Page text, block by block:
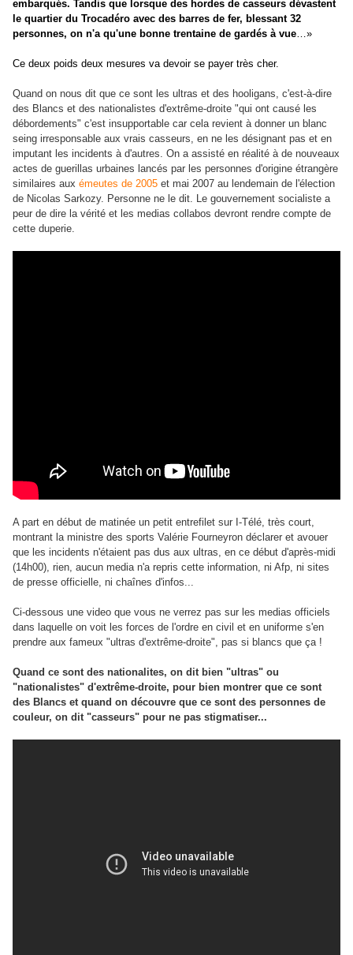
embarqués. Tandis que lorsque des hordes de casseurs dévastent
le quartier du Trocadéro avec des barres de fer, blessant 32
personnes, on n'a qu'une bonne trentaine de gardés à vue…»
Ce deux poids deux mesures va devoir se payer très cher.
Quand on nous dit que ce sont les ultras et des hooligans, c'est-à-dire
des Blancs et des nationalistes d'extrême-droite "qui ont causé les
débordements" c'est insupportable car cela revient à donner un blanc
seing irresponsable aux vrais casseurs, en ne les désignant pas et en
imputant les incidents à d'autres. On a assisté en réalité à de nouveaux
actes de guerillas urbaines lancés par les personnes d'origine étrangère
similaires aux émeutes de 2005 et mai 2007 au lendemain de l'élection
de Nicolas Sarkozy. Personne ne le dit. Le gouvernement socialiste a
peur de dire la vérité et les medias collabos devront rendre compte de
cette duperie.
A part en début de matinée un petit entrefilet sur I-Télé, très court,
montrant la ministre des sports Valérie Fourneyron déclarer et avouer
que les incidents n'étaient pas dus aux ultras, en ce début d'après-midi
(14h00), rien, aucun media n'a repris cette information, ni Afp, ni sites
de presse officielle, ni chaînes d'infos...
Ci-dessous une video que vous ne verrez pas sur les medias officiels
dans laquelle on voit les forces de l'ordre en civil et en uniforme s'en
prendre aux fameux "ultras d'extrême-droite", pas si blancs que ça !
Quand ce sont des nationalites, on dit bien "ultras" ou
"nationalistes" d'extrême-droite, pour bien montrer que ce sont
des Blancs et quand on découvre que ce sont des personnes de
couleur, on dit "casseurs" pour ne pas stigmatiser...